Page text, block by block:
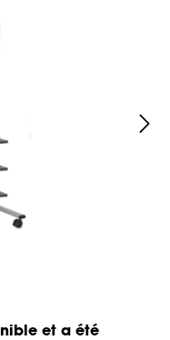
et a été